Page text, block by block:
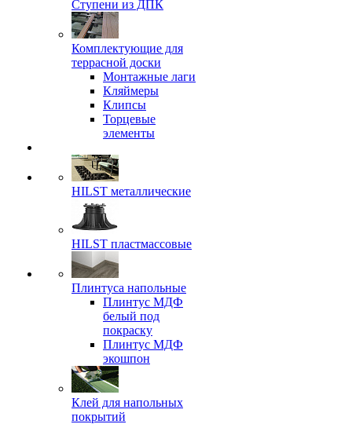
Ступени из ДПК
Комплектующие для
террасной доски
Монтажные лаги
Кляймеры
Клипсы
Торцевые
элементы
HILST металлические
HILST пластмассовые
Плинтуса напольные
Плинтус МДФ
белый под
покраску
Плинтус МДФ
экошпон
Клей для напольных
покрытий